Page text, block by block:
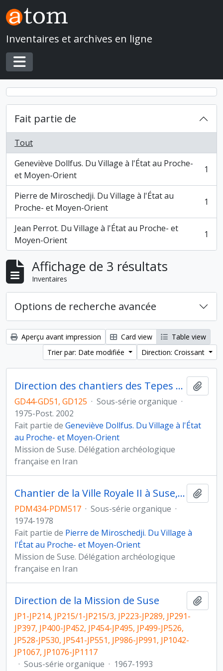
Skip to main content
Inventaires et archives en ligne
Toggle navigation
Fait partie de
Tout
Geneviève Dollfus. Du Village à l'État au Proche-
et Moyen-Orient
, 1 résultats 1
Pierre de Miroschedji. Du Village à l'État au
Proche- et Moyen-Orient
, 1 résultats 1
Jean Perrot. Du Village à l'État au Proche- et
Moyen-Orient
, 1 résultats 1
Affichage de 3 résultats
Inventaires
Options de recherche avancée
Aperçu avant impression Card view
Table view
Trier par: Date modifiée
Direction: Croissant
Direction des chantiers des Tepes Djaffarabad, Djowi et Bendebal (Iran)
GD44-GD51, GD125 · Sous-série organique ·
1975-Post. 2002
Fait partie de Geneviève Dollfus. Du Village à l'État
au Proche- et Moyen-Orient
Mission de Suse. Délégation archéologique
française en Iran
Chantier de la Ville Royale II à Suse, Iran
PDM434-PDM517 · Sous-série organique ·
1974-1978
Fait partie de Pierre de Miroschedji. Du Village à
l'État au Proche- et Moyen-Orient
Mission de Suse. Délégation archéologique
française en Iran
Direction de la Mission de Suse
JP1-JP214, JP215/1-JP215/3, JP223-JP289, JP291-
JP397, JP400-JP452, JP454-JP495, JP499-JP526,
JP528-JP530, JP541-JP551, JP986-JP991, JP1042-
JP1067, JP1076-JP1117
· Sous-série organique · 1967-1993